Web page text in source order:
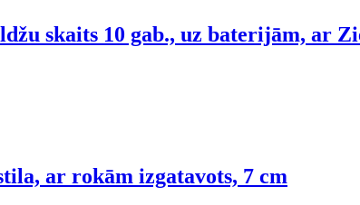
skaits 10 gab., uz baterijām, ar
ar rokām izgatavots, 7 cm